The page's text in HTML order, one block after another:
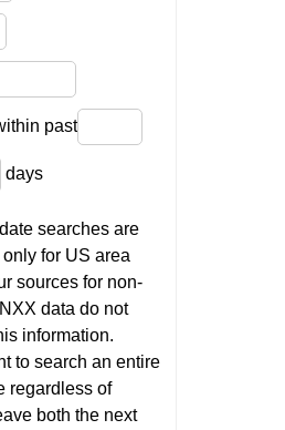
past
days
searches are
for US area
sources for non-
data do not
information.
to search an entire
regardless of
both the next